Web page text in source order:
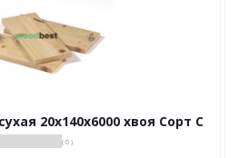
20х140х6000 хвоя Сорт С
( 0 )